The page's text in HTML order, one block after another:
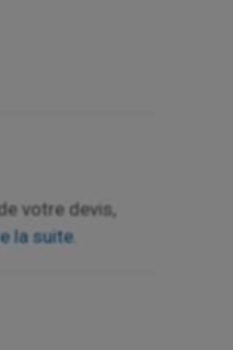
votre devis,
la suite.